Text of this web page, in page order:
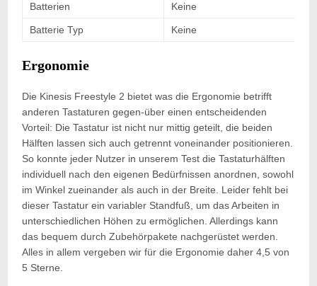
Batterien Keine
Batterie Typ Keine
Ergonomie
Die Kinesis Freestyle 2 bietet was die Ergonomie betrifft
anderen Tastaturen gegen-über einen entscheidenden
Vorteil: Die Tastatur ist nicht nur mittig geteilt, die beiden
Hälften lassen sich auch getrennt voneinander positionieren.
So konnte jeder Nutzer in unserem Test die Tastaturhälften
individuell nach den eigenen Bedürfnissen anordnen, sowohl
im Winkel zueinander als auch in der Breite. Leider fehlt bei
dieser Tastatur ein variabler Standfuß, um das Arbeiten in
unterschiedlichen Höhen zu ermöglichen. Allerdings kann
das bequem durch Zubehörpakete nachgerüstet werden.
Alles in allem vergeben wir für die Ergonomie daher 4,5 von
5 Sterne.